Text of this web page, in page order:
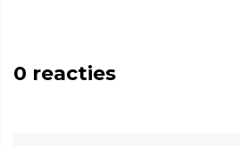
0 reacties